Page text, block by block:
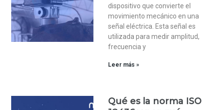
dispositivo que convierte el
movimiento mecánico en una
señal eléctrica. Esta señal es
utilizada para medir amplitud,
frecuencia y
Leer más »
Qué es la norma ISO